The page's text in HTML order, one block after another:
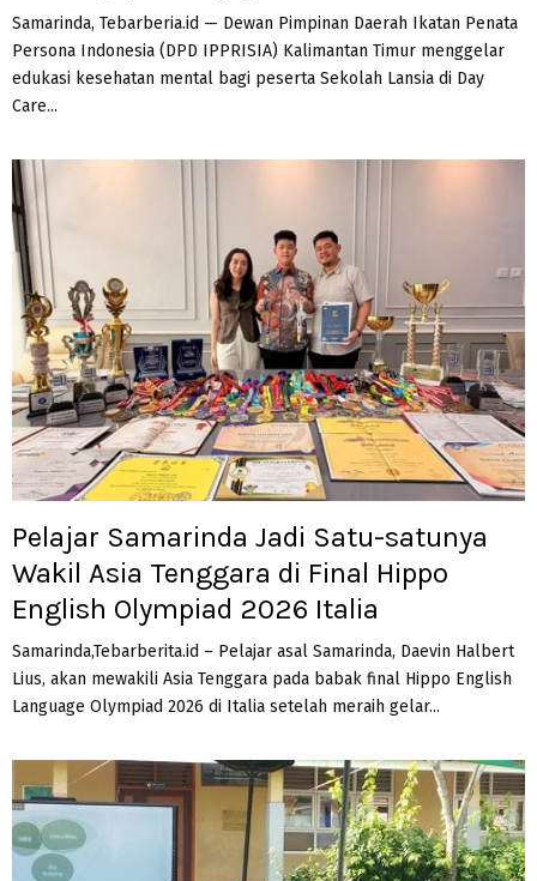
Samarinda, Tebarberia.id — Dewan Pimpinan Daerah Ikatan Penata
Persona Indonesia (DPD IPPRISIA) Kalimantan Timur menggelar
edukasi kesehatan mental bagi peserta Sekolah Lansia di Day
Care...
Pelajar Samarinda Jadi Satu-satunya
Wakil Asia Tenggara di Final Hippo
English Olympiad 2026 Italia
Samarinda,Tebarberita.id – Pelajar asal Samarinda, Daevin Halbert
Lius, akan mewakili Asia Tenggara pada babak final Hippo English
Language Olympiad 2026 di Italia setelah meraih gelar...